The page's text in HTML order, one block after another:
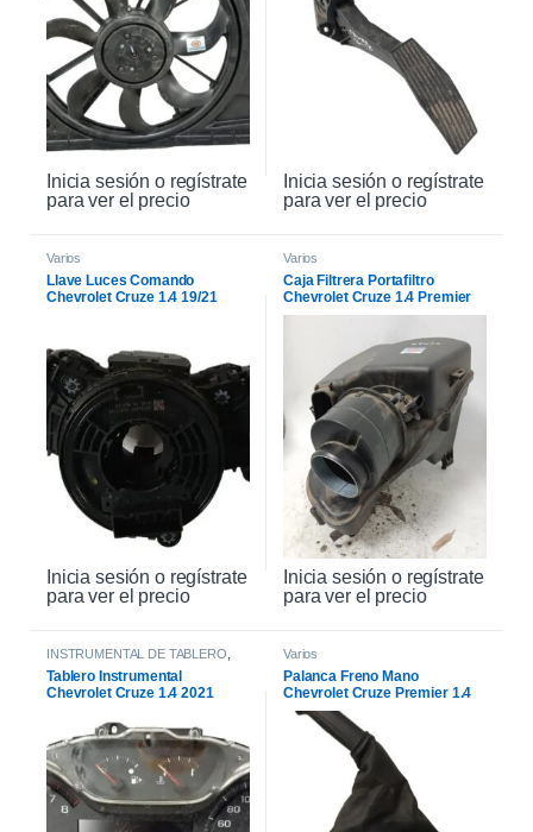
Inicia sesión o regístrate
para ver el precio
Inicia sesión o regístrate
para ver el precio
Varios
Llave Luces Comando
Chevrolet Cruze 1.4 19/21
Inicia sesión o regístrate
para ver el precio
Varios
Caja Filtrera Portafiltro
Chevrolet Cruze 1.4 Premier
19/21
Inicia sesión o regístrate
para ver el precio
INSTRUMENTAL DE TABLERO
Tablero Instrumental
Chevrolet Cruze 1.4 2021
Varios
Palanca Freno Mano
Chevrolet Cruze Premier 1.4
2021